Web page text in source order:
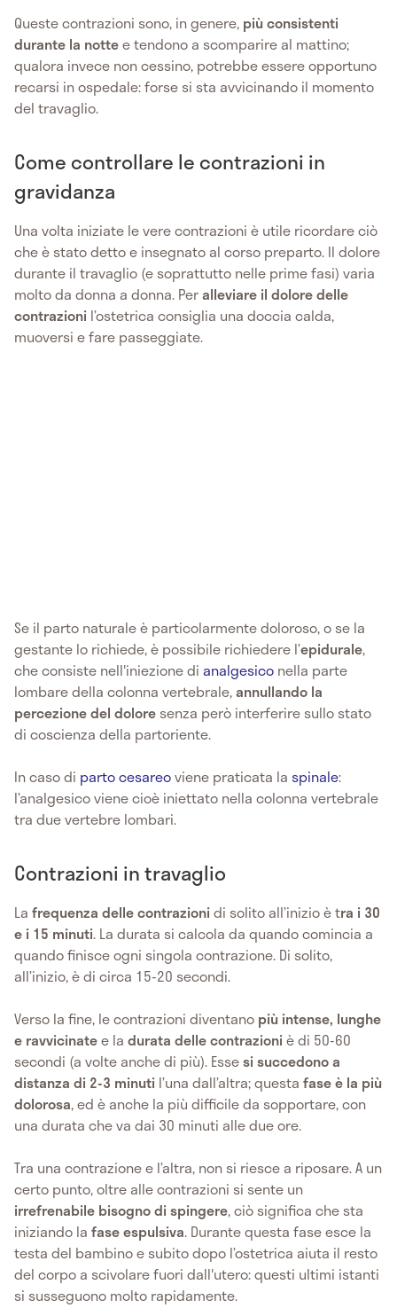
Queste contrazioni sono, in genere, più consistenti
durante la nottee tendono a scomparire al mattino;
qualora invece non cessino, potrebbe essere opportuno
recarsi in ospedale: forse si sta avvicinando il momento
del travaglio.
Come controllare le contrazioni in
gravidanza
Una volta iniziate le vere contrazioni è utile ricordare ciò
che è stato detto e insegnato al corso preparto. Il dolore
durante il travaglio (e soprattutto nelle prime fasi) varia
molto da donna a donna. Peralleviare il dolore delle
contrazioni l’ostetrica consiglia una doccia calda,
muoversi e fare passeggiate.
Se il parto naturale è particolarmente doloroso, o se la
gestante lo richiede, è possibile richiedere l’epidurale,
che consiste nell'iniezione di analgesico nella parte
lombare della colonna vertebrale,annullando la
percezione del dolore senza però interferire sullo stato
di coscienza della partoriente.
In caso di parto cesareoviene praticata la spinale:
l’analgesico viene cioè iniettato nella colonna vertebrale
tra due vertebre lombari.
Contrazioni in travaglio
La frequenza delle contrazionidi solito all’inizio è tra i 30
e i 15 minuti. La durata si calcola da quando comincia a
quando finisce ogni singola contrazione. Di solito,
all’inizio, è di circa 15-20 secondi.
Verso la fine, le contrazioni diventano più intense, lunghe
e ravvicinatee la durata delle contrazioniè di 50-60
secondi (a volte anche di più). Essesi succedono a
distanza di 2-3 minuti l’una dall’altra; questa fase è la più
dolorosa, ed è anche la più difficile da sopportare, con
una durata che va dai 30 minuti alle due ore.
Tra una contrazione e l’altra, non si riesce a riposare. A un
certo punto, oltre alle contrazioni si sente un
irrefrenabile bisogno di spingere, ciò significa che sta
iniziando la fase espulsiva. Durante questa fase esce la
testa del bambino e subito dopo l’ostetrica aiuta il resto
del corpo a scivolare fuori dall'utero: questi ultimi istanti
si susseguono molto rapidamente.